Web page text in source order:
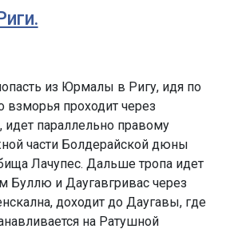
из Юрмалы в Ригу, идя по
взморья проходит через
параллельно правому
части Болдерайской дюны
Лачупес. Дальше тропа идет
Буллю и Даугавгривас через
доходит до Даугавы, где
на Ратушной